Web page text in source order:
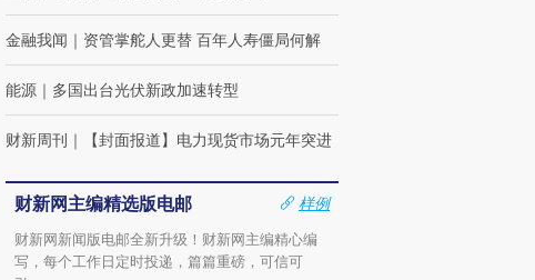
金融我闻 ｜ 资管掌舵人更替 百年人寿僵局何解
能源 ｜ 多国出台光伏新政加速转型
财新周刊 ｜ 【封面报道】电力现货市场元年突进
财新网主编精选版电邮
样例
财新网新闻版电邮全新升级！财新网主编精心编
写，每个工作日定时投递，篇篇重磅，可信可